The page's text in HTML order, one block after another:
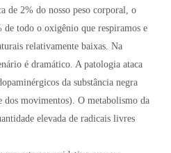
de 2% do nosso peso corporal, o
de todo o oxigênio que respiramos e
relativamente baixas. Na
é dramático. A patologia ataca
da substância negra
dos movimentos). O metabolismo da
elevada de radicais livres